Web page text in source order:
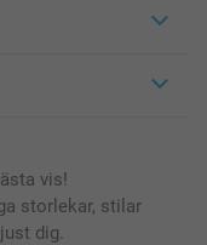
vis!
storlekar, stilar
dig.